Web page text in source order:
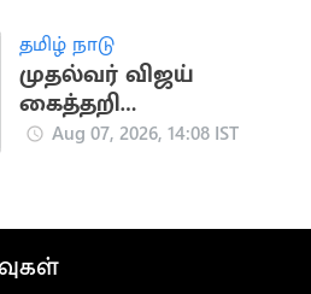
தமிழ் நாடு
முதல்வர் விஜய்
கைத்தறி
கண்காட்சியை
Aug 07, 2026, 14:08 IST